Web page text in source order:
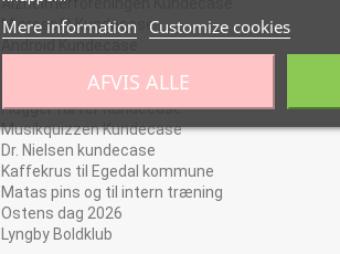
Alzheimerforeningen Kundecase
Microsoft Kundecase
Dyrenes Beskyttelse II Kundecase
Flugger farver Kundecase
Musikquizzen Kundecase
Dr. Nielsen kundecase
Kaffekrus til Egedal kommune
Matas pins og til intern træning
Ostens dag 2026
Lyngby Boldklub
Mere information Customize cookies
AFVIS ALLE